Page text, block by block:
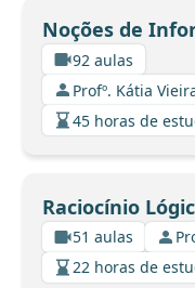
Noções de
92 aulas
Profº. Kátia
45 horas de
Raciocínio
51 aulas
22 horas de